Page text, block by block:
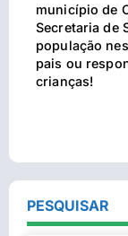
município de
Secretaria de
população
pais ou
crianças!
PESQUISAR